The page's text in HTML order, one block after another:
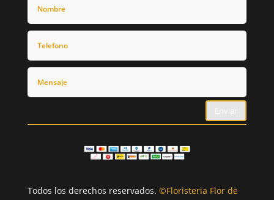
Enviar
Todos los derechos reservados. ©Floristeria Flor de